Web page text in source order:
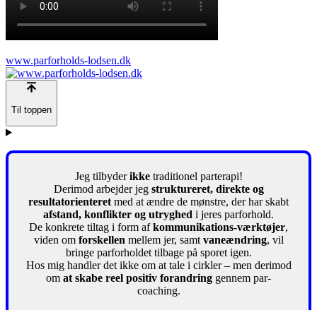
www.parforholds-lodsen.dk
Til toppen
Jeg tilbyderikke traditionel parterapi!
Derimod arbejder jeg struktureret, direkte og
resultatorienteret med at ændre de mønstre, der har skabt
afstand, konflikter og utryghed i jeres parforhold.
De konkrete tiltag i form afkommunikations-værktøjer,
viden om forskellen mellem jer, samt vaneændring, vil
bringe parforholdet tilbage på sporet igen.
Hos mig handler det ikke om at tale i cirkler – men derimod
om at skabe reel positiv forandring gennem par-
coaching.